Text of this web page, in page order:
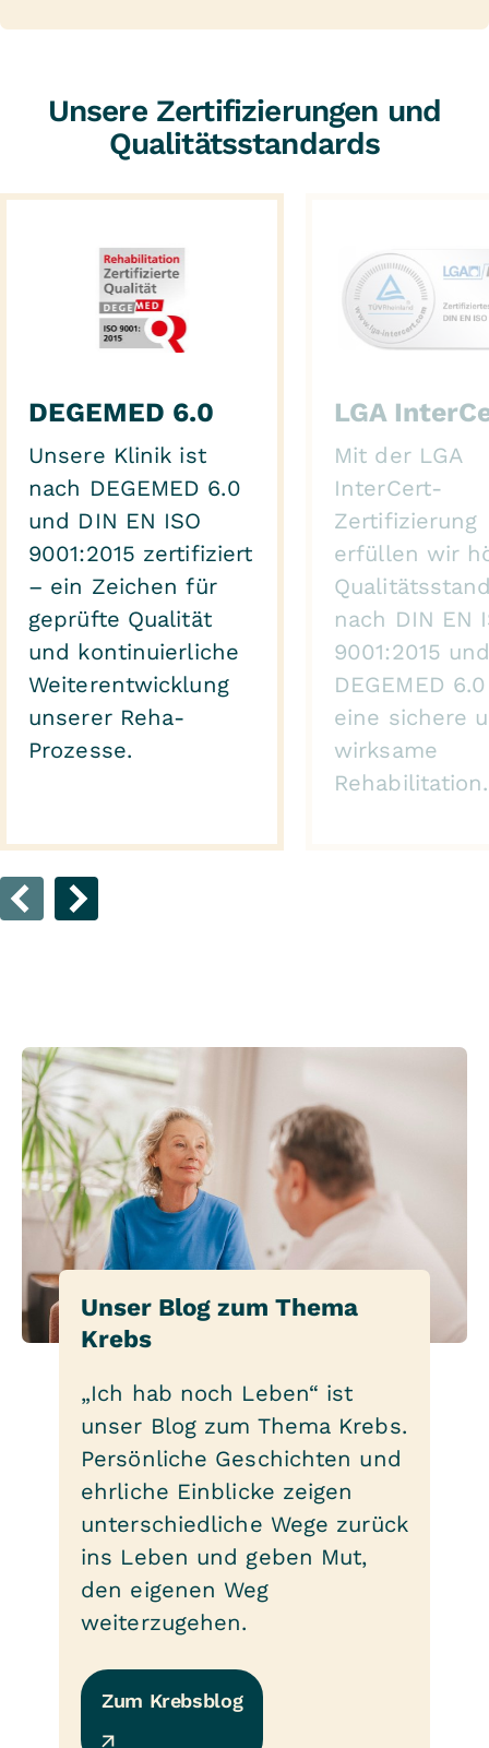
Unsere Zertifizierungen und
Qualitätsstandards
DEGEMED 6.0
Unsere Klinik ist
nach DEGEMED 6.0
und DIN EN ISO
9001:2015 zertifiziert
– ein Zeichen für
geprüfte Qualität
und kontinuierliche
Weiterentwicklung
unserer Reha-
Prozesse.
LGA
Mit der LGA
InterCert-
Zertifizierung
erfüllen wir
nach DIN EN
9001:2015
DEGEMED
eine sichere
wirksame
Rehabilitation.
Unser Blog zum Thema
Krebs
„Ich hab noch Leben“ ist
unser Blog zum Thema Krebs.
Persönliche Geschichten und
ehrliche Einblicke zeigen
unterschiedliche Wege zurück
ins Leben und geben Mut,
den eigenen Weg
weiterzugehen.
Zum Krebsblog